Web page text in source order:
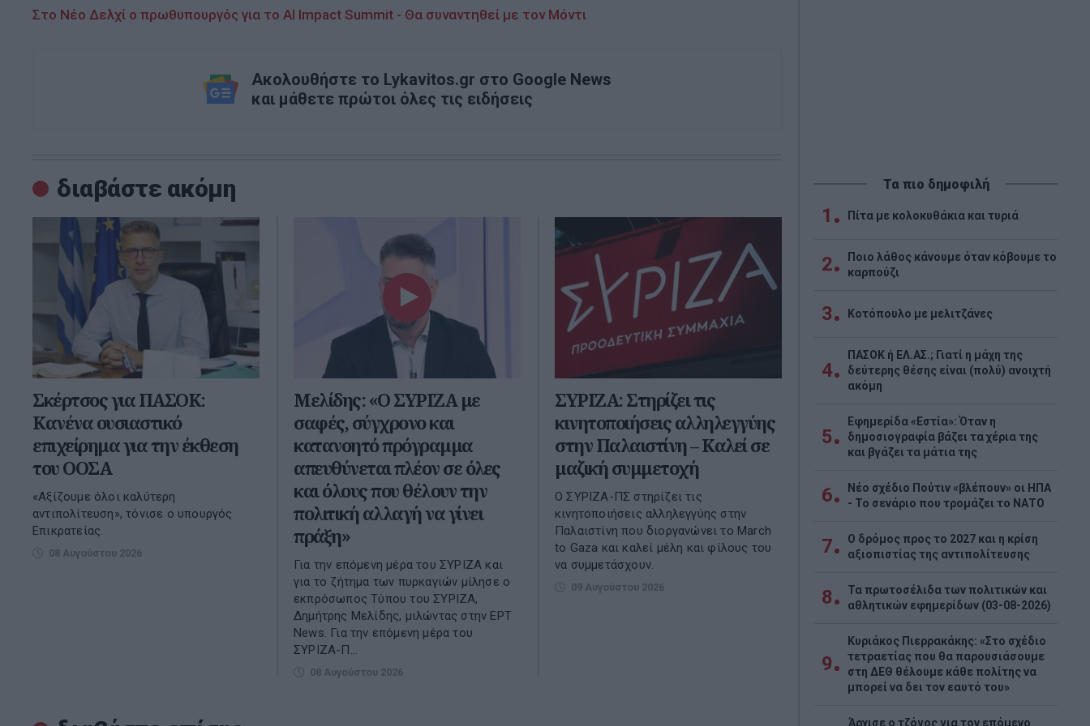
Στο Νέο Δελχί ο πρωθυπουργός για το AI Impact Summit - Θα συναντηθεί με τον Μόντι
Ακολουθήστε το Lykavitos.gr στο Google News
και μάθετε πρώτοι όλες τις ειδήσεις
διαβάστε ακόμη
Σκέρτσος για ΠΑΣΟΚ:
Κανένα ουσιαστικό
επιχείρημα για την έκθεση
του ΟΟΣΑ
«Αξίζουμε όλοι καλύτερη
αντιπολίτευση», τόνισε ο υπουργός
Επικρατείας.
08 Αυγούστου 2026
Μελίδης: «Ο ΣΥΡΙΖΑ με
σαφές, σύγχρονο και
κατανοητό πρόγραμμα
απευθύνεται πλέον σε όλες
και όλους που θέλουν την
πολιτική αλλαγή να γίνει
πράξη»
Για την επόμενη μέρα του ΣΥΡΙΖΑ και
για το ζήτημα των πυρκαγιών μίλησε ο
εκπρόσωπος Τύπου του ΣΥΡΙΖΑ,
Δημήτρης Μελίδης, μιλώντας στην ΕΡΤ
Νews. Για την επόμενη μέρα του
ΣΥΡΙΖΑ-Π...
08 Αυγούστου 2026
ΣΥΡΙΖΑ: Στηρίζει τις
κινητοποιήσεις αλληλεγγύης
στην Παλαιστίνη – Καλεί σε
μαζική συμμετοχή
Ο ΣΥΡΙΖΑ-ΠΣ στηρίζει τις
κινητοποιήσεις αλληλεγγύης στην
Παλαιστίνη που διοργανώνει το March
to Gaza και καλεί μέλη και φίλους του
να συμμετάσχουν.
09 Αυγούστου 2026
Τα πιο δημοφιλή
1 Πίτα με κολοκυθάκια και τυριά
2
Ποιο λάθος κάνουμε όταν κόβουμε το
καρπούζι
3 Κοτόπουλο με μελιτζάνες
4
ΠΑΣΟΚ ή ΕΛ.ΑΣ.; Γιατί η μάχη της
δεύτερης θέσης είναι (πολύ) ανοιχτή
ακόμη
5
Εφημερίδα «Εστία»: Όταν η
δημοσιογραφία βάζει τα χέρια της
και βγάζει τα μάτια της
6
Νέο σχέδιο Πούτιν «βλέπουν» οι ΗΠΑ
- Το σενάριο που τρομάζει το ΝΑΤΟ
7
Ο δρόμος προς το 2027 και η κρίση
αξιοπιστίας της αντιπολίτευσης
8
Τα πρωτοσέλιδα των πολιτικών και
αθλητικών εφημερίδων (03-08-2026)
9
Κυριάκος Πιερρακάκης: «Στο σχέδιο
τετραετίας που θα παρουσιάσουμε
στη ΔΕΘ θέλουμε κάθε πολίτης να
μπορεί να δει τον εαυτό του»
Άρχισε ο τζόγος για τον επόμενο